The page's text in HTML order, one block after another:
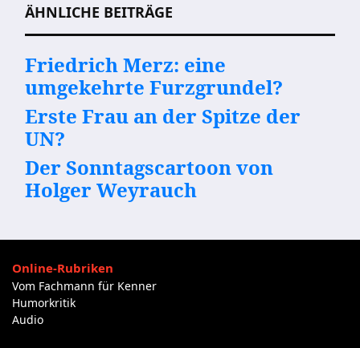
ÄHNLICHE BEITRÄGE
Friedrich Merz: eine
umgekehrte Furzgrundel?
Erste Frau an der Spitze der
UN?
Der Sonntagscartoon von
Holger Weyrauch
Online-Rubriken
Vom Fachmann für Kenner
Humorkritik
Audio